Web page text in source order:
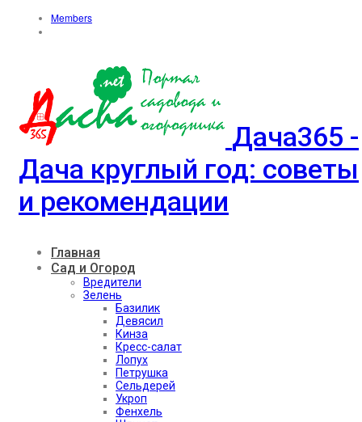
Members
Дача365 -
Дача круглый год: советы
и рекомендации
Главная
Сад и Огород
Вредители
Зелень
Базилик
Девясил
Кинза
Кресс-салат
Лопух
Петрушка
Сельдерей
Укроп
Фенхель